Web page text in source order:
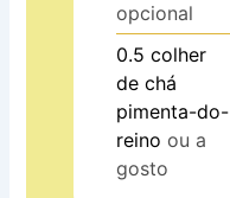
opcional
0.5 colher
de chá
pimenta-do-
reino ou a
gosto